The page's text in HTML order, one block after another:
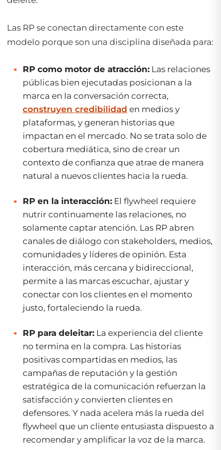
Las RP se conectan directamente con este
modelo porque son una disciplina diseñada para:
RP como motor de atracción: Las relaciones
públicas bien ejecutadas posicionan a la
marca en la conversación correcta,
construyen credibilidad en medios y
plataformas, y generan historias que
impactan en el mercado. No se trata solo de
cobertura mediática, sino de crear un
contexto de confianza que atrae de manera
natural a nuevos clientes hacia la rueda.
RP en la interacción: El flywheel requiere
nutrir continuamente las relaciones, no
solamente captar atención. Las RP abren
canales de diálogo con stakeholders, medios,
comunidades y líderes de opinión. Esta
interacción, más cercana y bidireccional,
permite a las marcas escuchar, ajustar y
conectar con los clientes en el momento
justo, fortaleciendo la rueda.
RP para deleitar: La experiencia del cliente
no termina en la compra. Las historias
positivas compartidas en medios, las
campañas de reputación y la gestión
estratégica de la comunicación refuerzan la
satisfacción y convierten clientes en
defensores. Y nada acelera más la rueda del
flywheel que un cliente entusiasta dispuesto a
recomendar y amplificar la voz de la marca.